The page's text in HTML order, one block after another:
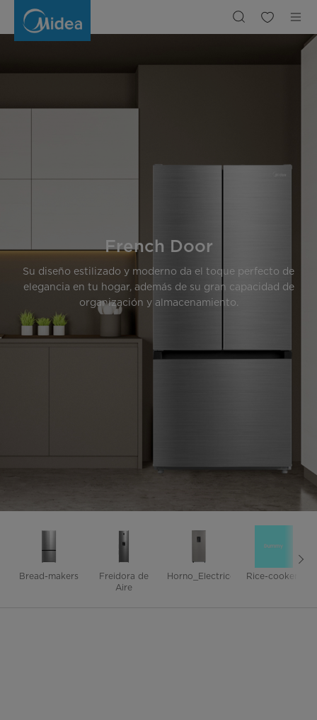
French Door
Su diseño estilizado y moderno da el toque perfecto de
elegancia en tu hogar, además de su gran capacidad de
organización y almacenamiento.
Bread-makers
Freidora de
Aire
Horno_Electrico Rice-cookers